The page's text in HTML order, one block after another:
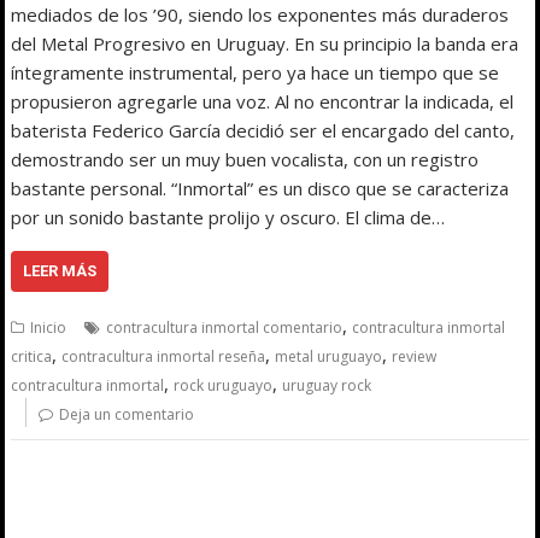
mediados de los ’90, siendo los exponentes más duraderos
del Metal Progresivo en Uruguay. En su principio la banda era
íntegramente instrumental, pero ya hace un tiempo que se
propusieron agregarle una voz. Al no encontrar la indicada, el
baterista Federico García decidió ser el encargado del canto,
demostrando ser un muy buen vocalista, con un registro
bastante personal. “Inmortal” es un disco que se caracteriza
por un sonido bastante prolijo y oscuro. El clima de…
LEER MÁS
Inicio contracultura inmortal comentario, contracultura inmortal
critica, contracultura inmortal reseña, metal uruguayo, review
contracultura inmortal, rock uruguayo, uruguay rock
Deja un comentario